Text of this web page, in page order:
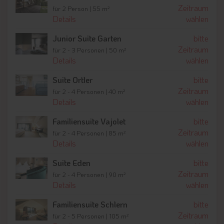
Jugendstilarchitektur des Hauses wurde über Jahrzehnte mit
viel Liebe zum Detail gepflegt und harmonisch mit modernem
hochwertige Materialien schaffen ein Ambiente, das Tradition
und zeitgemäßen Komfort auf einzigartige Weise verbindet.
Nachhaltigkeit mit Verantwortung
Nachhaltigkeit spielt im Parkhotel Holzner eine zentrale Rolle.
Bewusster Umgang mit Ressourcen, regionale Produkte und
Philosophie des Hauses. Dabei wird großer Wert darauf
gelegt, Luxus, Qualität und Nachhaltigkeit harmonisch
miteinander zu vereinen und Gästen einen
verantwortungsvollen Urlaub auf höchstem Niveau zu
ermöglichen.
Ein kulinarisches Highlight ist das mehrfach ausgezeichnete
Restaurant 1908, das mit kreativer Gourmetküche und
für 2 Person | 55 m²
Details
Zeitraum
wählen
Junior Suite Garten
für 2 - 3 Personen | 50 m²
Details
bitte
Zeitraum
wählen
Suite Ortler
für 2 - 4 Personen | 40 m²
Details
bitte
Zeitraum
wählen
Familiensuite Vajolet
für 2 - 4 Personen | 85 m²
Details
bitte
Zeitraum
wählen
Suite Eden
für 2 - 4 Personen | 90 m²
Details
bitte
Zeitraum
wählen
Familiensuite Schlern
für 2 - 5 Personen | 105 m²
bitte
Zeitraum